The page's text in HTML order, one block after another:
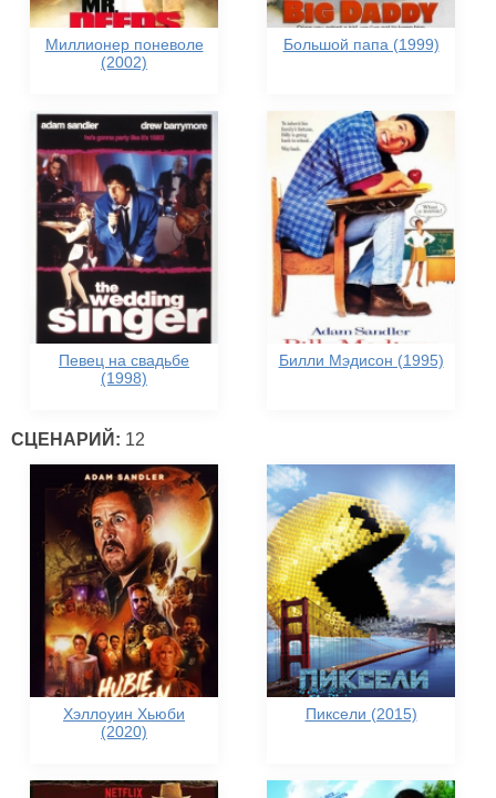
Миллионер поневоле
(2002)
Большой папа (1999)
Певец на свадьбе
(1998)
Билли Мэдисон (1995)
СЦЕНАРИЙ: 12
Хэллоуин Хьюби
(2020)
Пиксели (2015)